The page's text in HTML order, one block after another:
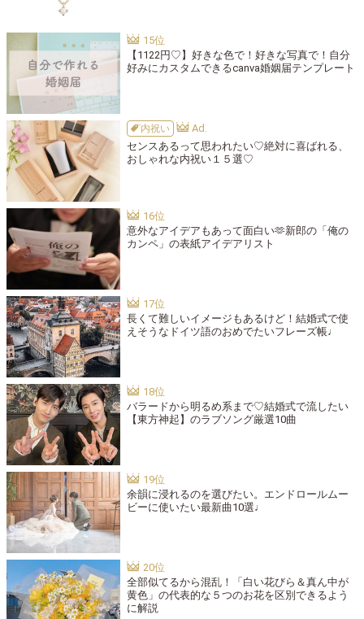
【1122円♡】好きな色で！好きな写真で！自分
好みにカスタムできるcanva婚姻届テンプレート
内祝い
センスあるって思われたい♡絶対に喜ばれる、
おしゃれな内祝い１５選♡
意外なアイデアもあって面白い🫶新郎の「俺の
カンペ」の表紙アイデアリスト
長くて難しいイメージもあるけど！結婚式で使
えそうなドイツ語のおめでたいフレーズ帳♩
バラードから明るめ系まで♡結婚式で流したい
【東方神起】のラブソング厳選10曲
余韻に浸れるのを選びたい。エンドロールムー
ビーに使いたい最新曲10選♩
全部似てるから混乱！「白い花びら＆真ん中が
黄色」の代表的な５つのお花を区別できるよう
に解説